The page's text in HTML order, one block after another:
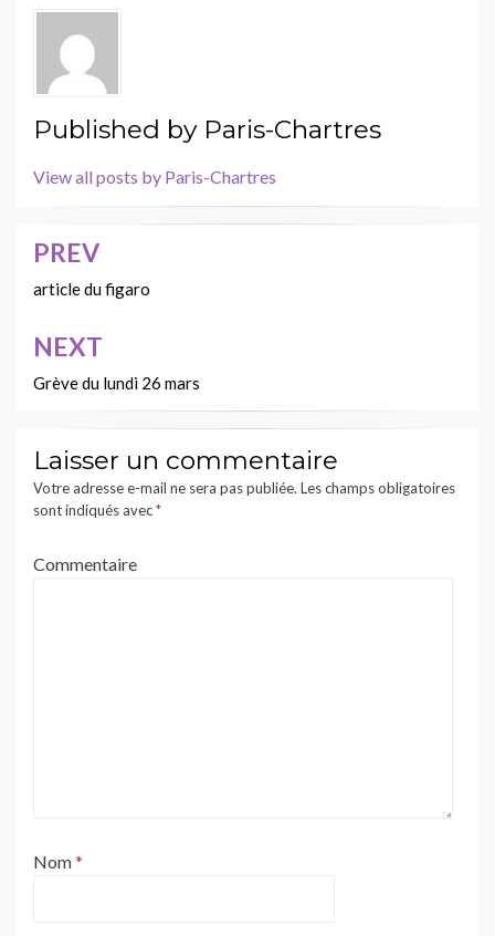
Published by Paris-Chartres
View all posts by Paris-Chartres
Navigation
de
l’article
PREV
article du figaro
NEXT
Grève du lundi 26 mars
Laisser un commentaire
Votre adresse e-mail ne sera pas publiée. Les champs obligatoires
sont indiqués avec*
Commentaire
Nom*